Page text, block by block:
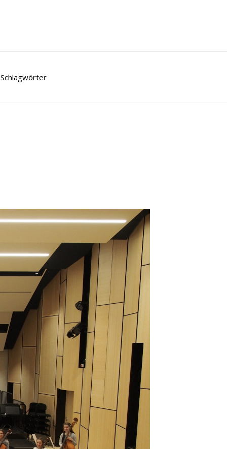
Schlagwörter